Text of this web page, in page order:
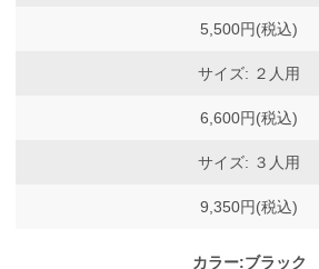
5,500円(税込)
サイズ: ２人用
6,600円(税込)
サイズ: ３人用
9,350円(税込)
カラー:ブラック